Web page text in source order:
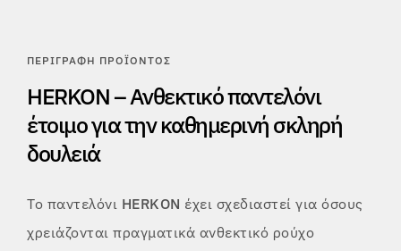
ΠΕΡΙΓΡΑΦΉ ΠΡΟΪΌΝΤΟΣ
HERKON – Ανθεκτικό παντελόνι
έτοιμο για την καθημερινή σκληρή
δουλειά
Το παντελόνι HERKON έχει σχεδιαστεί για όσους
χρειάζονται πραγματικά ανθεκτικό ρούχο